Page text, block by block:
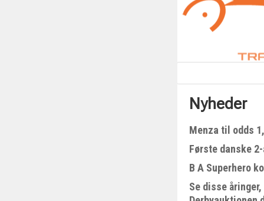
Nyheder
Menza til odds
Første danske
B A Superhero
Se disse